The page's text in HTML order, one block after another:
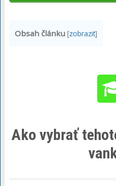
Obsah článku [zobrazit]
Ako vybrať